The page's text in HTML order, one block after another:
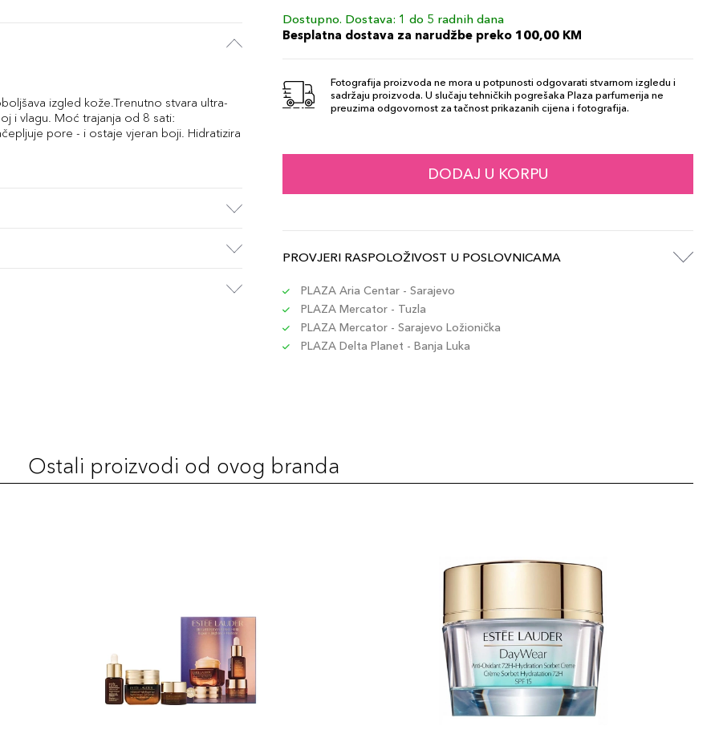
izgled kože.Trenutno stvara ultra-
i vlagu. Moć trajanja od 8 sati:
pore - i ostaje vjeran boji. Hidratizira
1N1 117,00 KM
2N2
Šifra artikla 887167612341
117,00 KM
Dostupno. Dostava: 1 do 5 radnih dana
Besplatna dostava za narudžbe preko 100,00 KM
Fotografija proizvoda ne mora u potpunosti odgovarati stvarnom izgledu i
sadržaju proizvoda. U slučaju tehničkih pogrešaka Plaza parfumerija ne
preuzima odgovornost za tačnost prikazanih cijena i fotografija.
DODAJ U KORPU
PROVJERI RASPOLOŽIVOST U POSLOVNICAMA
PLAZA Aria Centar - Sarajevo
PLAZA Mercator - Tuzla
PLAZA Mercator - Sarajevo Ložionička
PLAZA Delta Planet - Banja Luka
Ostali proizvodi od ovog branda